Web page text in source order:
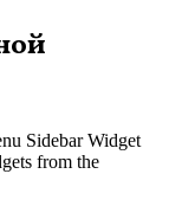
Sidebar Widget
from the